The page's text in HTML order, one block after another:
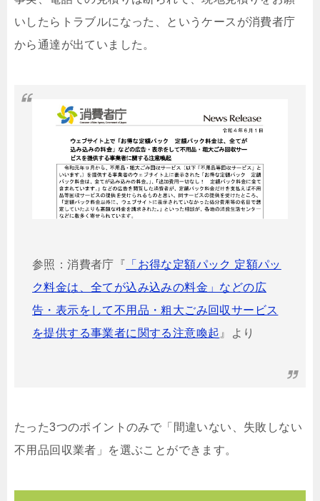
いしたらトラブルになった、というケースが消費者庁
から通達が出ていました。
参照：消費者庁『 「お得な定額パック 定額パッ
ク料金は、全てが込み込みの料金」などの広
告・表示をして不用品・粗大ごみ回収サービス
を提供する事業者に関する注意喚起 』より
たった3つのポイントのみで「間違いない、失敗しない
不用品回収業者」を選ぶことができます。